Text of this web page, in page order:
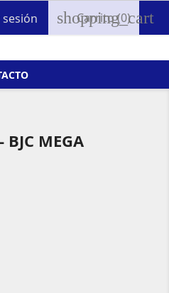
shopping_cart
Carrito(0)
MEGA